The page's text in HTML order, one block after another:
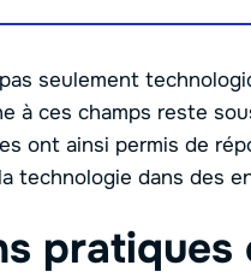
seulement
à ces champs reste
ont ainsi permis de
technologie dans des